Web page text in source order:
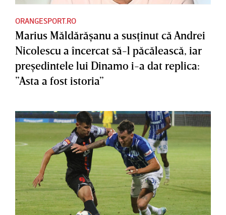
ORANGESPORT.RO
Marius Măldărăşanu a susţinut că Andrei
Nicolescu a încercat să-l păcălească, iar
preşedintele lui Dinamo i-a dat replica:
”Asta a fost istoria”